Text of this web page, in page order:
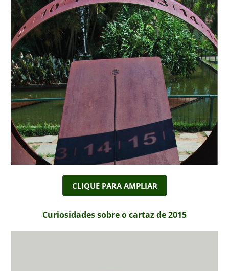
CLIQUE PARA AMPLIAR
Curiosidades sobre o cartaz de 2015